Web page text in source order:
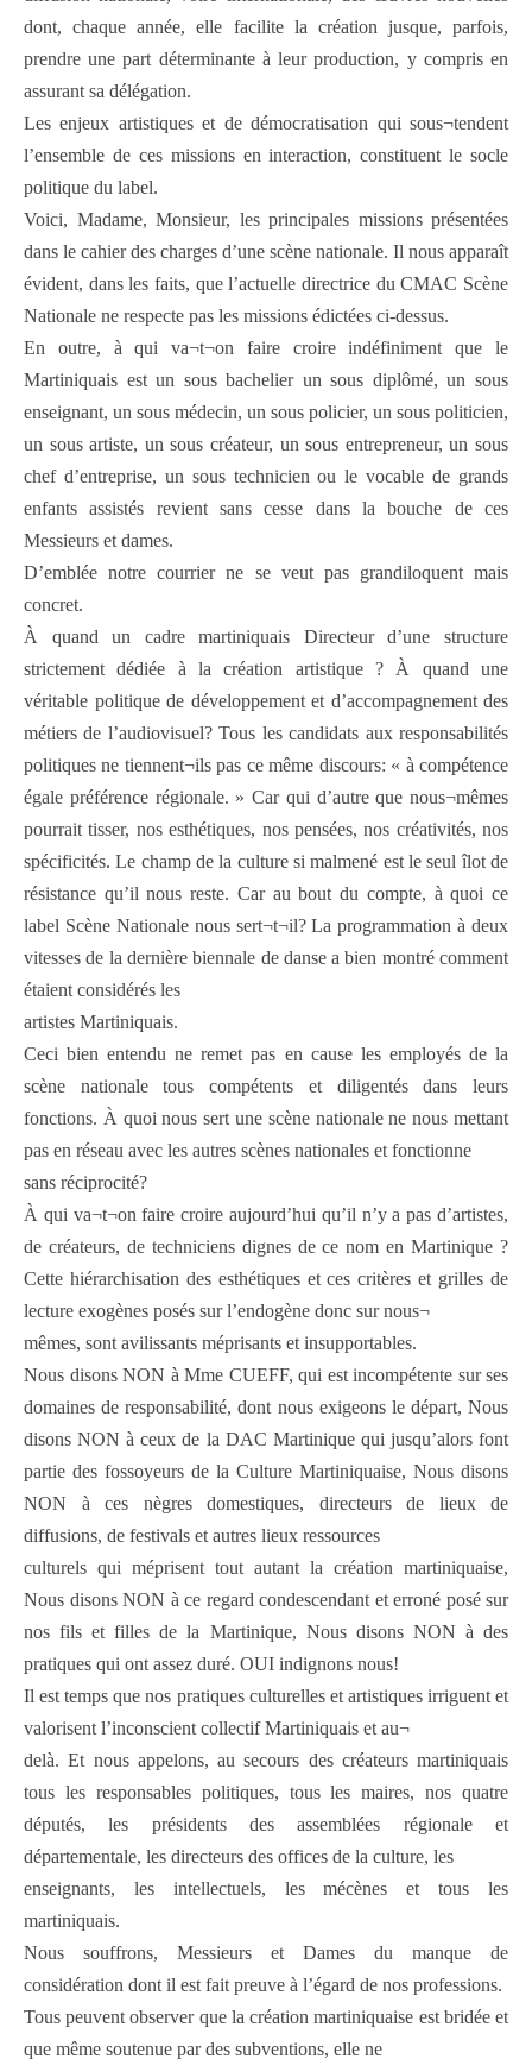
dont, chaque année, elle facilite la création jusque, parfois,
prendre une part déterminante à leur production, y compris en
assurant sa délégation.
Les enjeux artistiques et de démocratisation qui sous¬tendent
l’ensemble de ces missions en interaction, constituent le socle
politique du label.
Voici, Madame, Monsieur, les principales missions présentées
dans le cahier des charges d’une scène nationale. Il nous apparaît
évident, dans les faits, que l’actuelle directrice du CMAC Scène
Nationale ne respecte pas les missions édictées ci-dessus.
En outre, à qui va¬t¬on faire croire indéfiniment que le
Martiniquais est un sous bachelier un sous diplômé, un sous
enseignant, un sous médecin, un sous policier, un sous politicien,
un sous artiste, un sous créateur, un sous entrepreneur, un sous
chef d’entreprise, un sous technicien ou le vocable de grands
enfants assistés revient sans cesse dans la bouche de ces
Messieurs et dames.
D’emblée notre courrier ne se veut pas grandiloquent mais
concret.
À quand un cadre martiniquais Directeur d’une structure
strictement dédiée à la création artistique ? À quand une
véritable politique de développement et d’accompagnement des
métiers de l’audiovisuel? Tous les candidats aux responsabilités
politiques ne tiennent¬ils pas ce même discours: « à compétence
égale préférence régionale. » Car qui d’autre que nous¬mêmes
pourrait tisser, nos esthétiques, nos pensées, nos créativités, nos
spécificités. Le champ de la culture si malmené est le seul îlot de
résistance qu’il nous reste. Car au bout du compte, à quoi ce
label Scène Nationale nous sert¬t¬il? La programmation à deux
vitesses de la dernière biennale de danse a bien montré comment
étaient considérés les
artistes Martiniquais.
Ceci bien entendu ne remet pas en cause les employés de la
scène nationale tous compétents et diligentés dans leurs
fonctions. À quoi nous sert une scène nationale ne nous mettant
pas en réseau avec les autres scènes nationales et fonctionne
sans réciprocité?
À qui va¬t¬on faire croire aujourd’hui qu’il n’y a pas d’artistes,
de créateurs, de techniciens dignes de ce nom en Martinique ?
Cette hiérarchisation des esthétiques et ces critères et grilles de
lecture exogènes posés sur l’endogène donc sur nous¬
mêmes, sont avilissants méprisants et insupportables.
Nous disons NON à Mme CUEFF, qui est incompétente sur ses
domaines de responsabilité, dont nous exigeons le départ, Nous
disons NON à ceux de la DAC Martinique qui jusqu’alors font
partie des fossoyeurs de la Culture Martiniquaise, Nous disons
NON à ces nègres domestiques, directeurs de lieux de
diffusions, de festivals et autres lieux ressources
culturels qui méprisent tout autant la création martiniquaise,
Nous disons NON à ce regard condescendant et erroné posé sur
nos fils et filles de la Martinique, Nous disons NON à des
pratiques qui ont assez duré. OUI indignons nous!
Il est temps que nos pratiques culturelles et artistiques irriguent et
valorisent l’inconscient collectif Martiniquais et au¬
delà. Et nous appelons, au secours des créateurs martiniquais
tous les responsables politiques, tous les maires, nos quatre
députés, les présidents des assemblées régionale et
départementale, les directeurs des offices de la culture, les
enseignants, les intellectuels, les mécènes et tous les
martiniquais.
Nous souffrons, Messieurs et Dames du manque de
considération dont il est fait preuve à l’égard de nos professions.
Tous peuvent observer que la création martiniquaise est bridée et
que même soutenue par des subventions, elle ne